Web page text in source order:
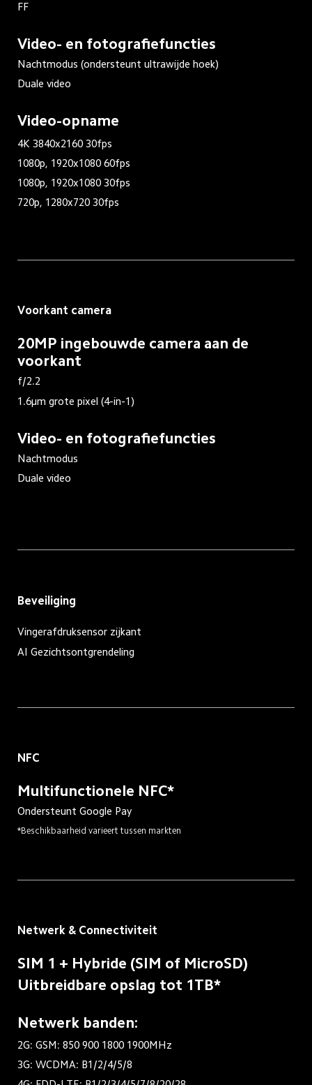
FF
Video- en fotografiefuncties
Nachtmodus (ondersteunt ultrawijde hoek)
Duale video
Video-opname
4K 3840x2160 30fps
1080p, 1920x1080 60fps
1080p, 1920x1080 30fps
720p, 1280x720 30fps
Voorkant camera
20MP ingebouwde camera aan de
voorkant
f/2.2
1.6μm grote pixel (4-in-1)
Video- en fotografiefuncties
Nachtmodus
Duale video
Beveiliging
Vingerafdruksensor zijkant
AI Gezichtsontgrendeling
NFC
Multifunctionele NFC*
Ondersteunt Google Pay
*Beschikbaarheid varieert tussen markten
Netwerk & Connectiviteit
SIM 1 + Hybride (SIM of MicroSD)
Uitbreidbare opslag tot 1TB*
Netwerk banden:
2G: GSM: 850 900 1800 1900MHz
3G: WCDMA: B1/2/4/5/8